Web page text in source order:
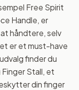
Free Spirit
Handle, er
håndtere, selv
er et must-have
finder du
Stall, et
din finger